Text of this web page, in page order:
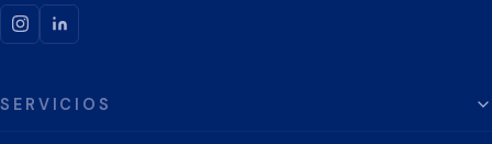
SERVICIOS